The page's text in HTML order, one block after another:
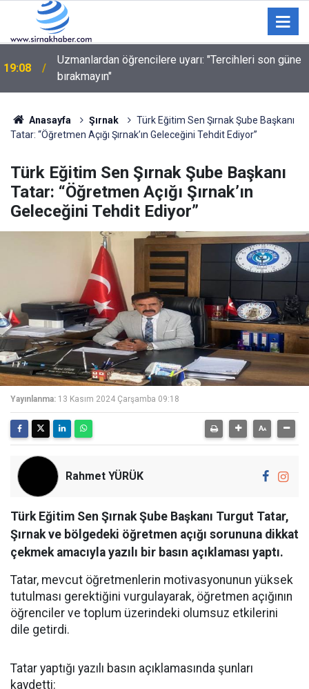
19:08
Uzmanlardan öğrencilere uyarı: "Tercihleri son güne
bırakmayın"
Anasayfa Şırnak
Türk Eğitim Sen Şırnak Şube Başkanı
Tatar: “Öğretmen Açığı Şırnak’ın Geleceğini Tehdit Ediyor”
Türk Eğitim Sen Şırnak Şube Başkanı
Tatar: “Öğretmen Açığı Şırnak’ın
Geleceğini Tehdit Ediyor”
Yayınlanma: 13 Kasım 2024 Çarşamba 09:18
Rahmet YÜRÜK
Türk Eğitim Sen Şırnak Şube Başkanı Turgut Tatar,
Şırnak ve bölgedeki öğretmen açığı sorununa dikkat
çekmek amacıyla yazılı bir basın açıklaması yaptı.
Tatar, mevcut öğretmenlerin motivasyonunun yüksek
tutulması gerektiğini vurgulayarak, öğretmen açığının
öğrenciler ve toplum üzerindeki olumsuz etkilerini
dile getirdi.
Tatar yaptığı yazılı basın açıklamasında şunları
kaydetti: